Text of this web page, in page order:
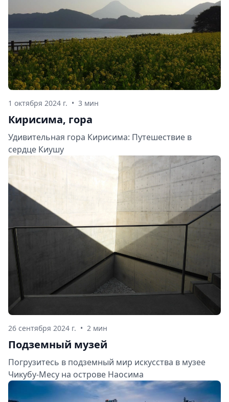
1 октября 2024 г. • 3 мин
Кирисима, гора
Удивительная гора Кирисима: Путешествие в
сердце Киушу
26 сентября 2024 г. • 2 мин
Подземный музей
Погрузитесь в подземный мир искусства в музее
Чикубу-Меcу на острове Наосима